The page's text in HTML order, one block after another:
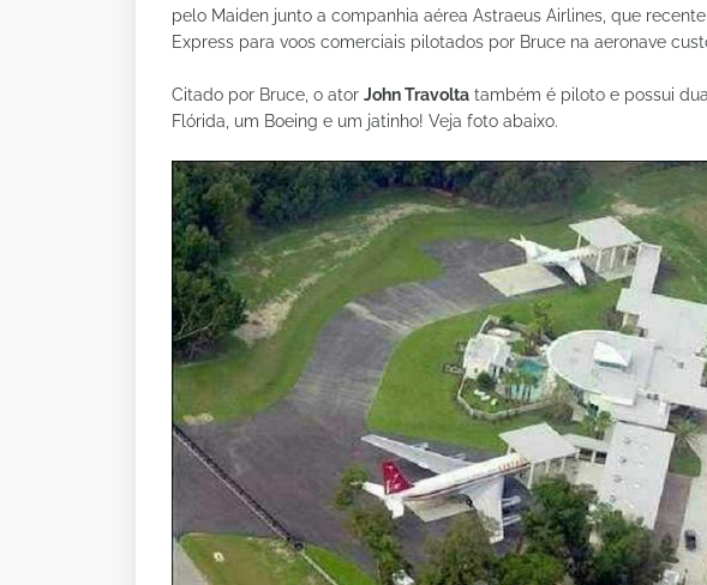
pelo Maiden junto a companhia aérea Astraeus Airlines, que
Express para voos comerciais pilotados por Bruce na aeronave
Citado por Bruce, o ator John Travolta também é piloto e possui
Flórida, um Boeing e um jatinho! Veja foto abaixo.